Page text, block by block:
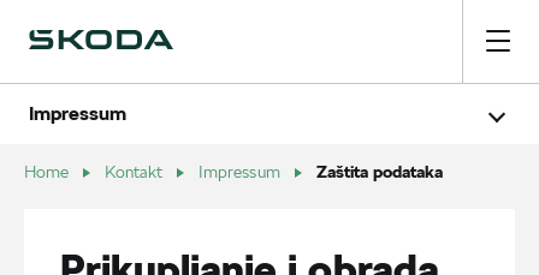
Cookie Policy
Impressum
Home Kontakt Impressum Zaštita podataka